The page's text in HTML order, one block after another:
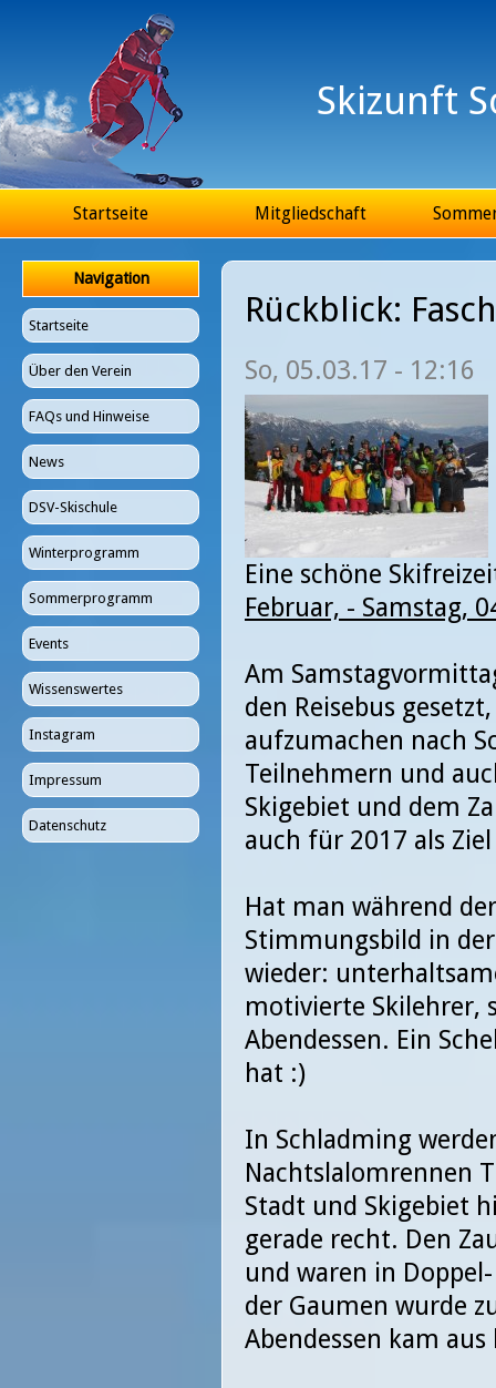
Skizunft
Hauptmenü
Startseite Mitgliedschaft
Navigation
Startseite
Über den Verein
FAQs und Hinweise
News
DSV-Skischule
Winterprogramm
Sommerprogramm
Events
Wissenswertes
Instagram
Impressum
Datenschutz
Rückblick:
So, 05.03.17 - 12:16
Eine schöne
Februar, - Samstag,
Am
den Reisebus
aufzumachen nach
Teilnehmern und
Skigebiet und dem
auch für 2017 als
Hat man während
Stimmungsbild in
wieder:
motivierte Skilehrer,
Abendessen. Ein
hat :)
In Schladming
Nachtslalomrennen
Stadt und Skigebiet
gerade recht. Den
und waren in
der Gaumen wurde
Abendessen kam